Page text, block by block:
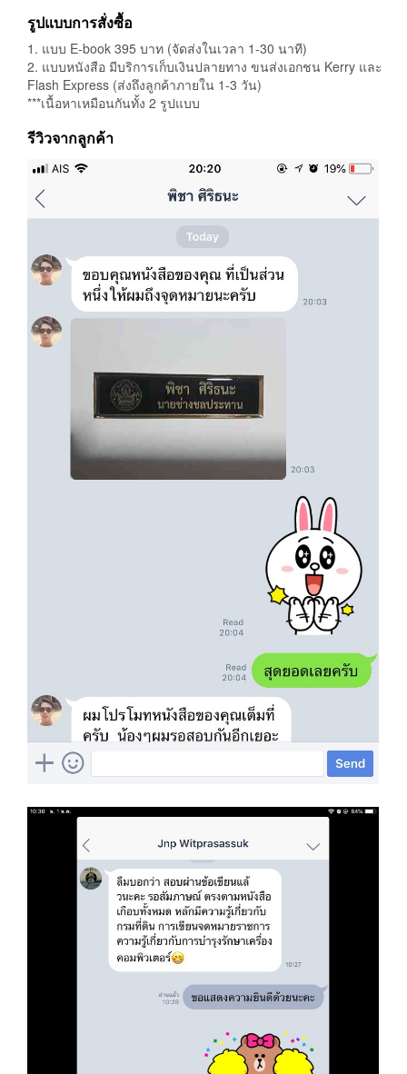
รูปแบบการสั่งซื้อ
1. แบบ E-book 395 บาท (จัดส่งในเวลา 1-30 นาที)
2. แบบหนังสือ มีบริการเก็บเงินปลายทาง ขนส่งเอกชน Kerry และ
Flash Express (ส่งถึงลูกค้าภายใน 1-3 วัน)
***เนื้อหาเหมือนกันทั้ง 2 รูปแบบ
รีวิวจากลูกค้า